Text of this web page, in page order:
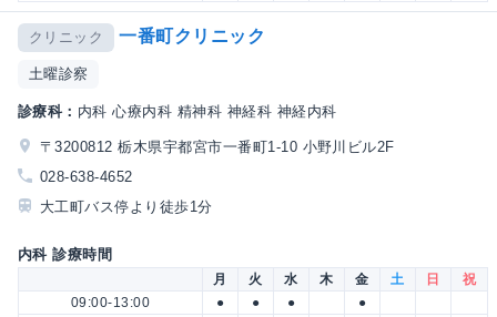
クリニック 一番町クリニック
土曜診察
診療科： 内科 心療内科 精神科 神経科 神経内科
〒3200812 栃木県宇都宮市一番町1-10 小野川ビル2F
028-638-4652
大工町バス停より徒歩1分
内科 診療時間
月 火 水 木 金 土 日
祝
09:00-13:00
● ● ●
●